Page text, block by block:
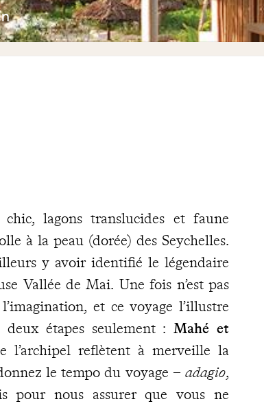
chic, lagons translucides et faune
à la peau (dorée) des Seychelles.
y avoir identifié le légendaire
Vallée de Mai. Une fois n’est pas
et ce voyage l’illustre
étapes seulement : Mahé et
l’archipel reflètent à merveille la
le tempo du voyage – adagio,
pour nous assurer que vous ne